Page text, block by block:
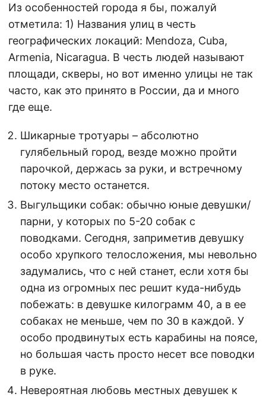
Из особенностей города я бы, пожалуй
отметила: 1) Названия улиц в честь
географических локаций: Mendoza, Cuba,
Armenia, Nicaragua. В честь людей называют
площади, скверы, но вот именно улицы не так
часто, как это принято в России, да и много
где еще.
Шикарные тротуары – абсолютно
гулябельный город, везде можно пройти
парочкой, держась за руки, и встречному
потоку место останется.
Выгульщики собак: обычно юные девушки/
парни, у которых по 5-20 собак с
поводками. Сегодня, заприметив девушку
особо хрупкого телосложения, мы невольно
задумались, что с ней станет, если хотя бы
одна из огромных пес решит куда-нибудь
побежать: в девушке килограмм 40, а в ее
собаках не меньше, чем по 30 в каждой. У
особо продвинутых есть карабины на поясе,
но большая часть просто несет все поводки
в руке.
Невероятная любовь местных девушек к